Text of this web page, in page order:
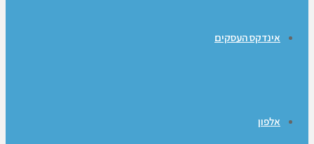
אינדקס העסקים
אלפון